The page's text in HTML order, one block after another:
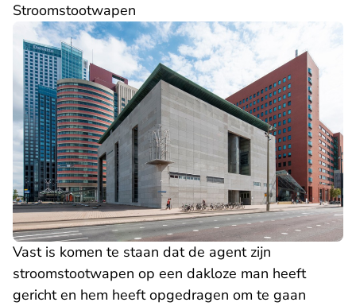
Stroomstootwapen
Vast is komen te staan dat de agent zijn
stroomstootwapen op een dakloze man heeft
gericht en hem heeft opgedragen om te gaan